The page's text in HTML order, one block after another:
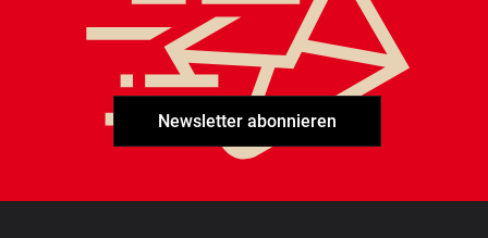
Newsletter abonnieren